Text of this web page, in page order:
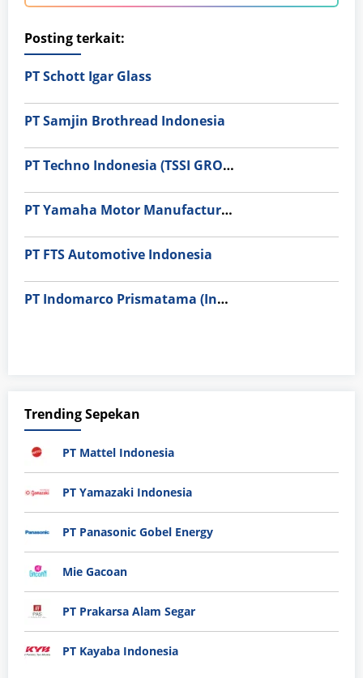
Posting terkait:
PT Schott Igar Glass
PT Samjin Brothread Indonesia
PT Techno Indonesia (TSSI GROUP)
PT Yamaha Motor Manufacturing
PT FTS Automotive Indonesia
PT Indomarco Prismatama (Indomaret Group)
Trending Sepekan
PT Mattel Indonesia
PT Yamazaki Indonesia
PT Panasonic Gobel Energy
Mie Gacoan
PT Prakarsa Alam Segar
PT Kayaba Indonesia